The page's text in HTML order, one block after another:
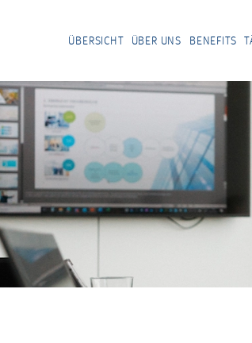
ÜBERSICHT ÜBER UNS BENEFITS